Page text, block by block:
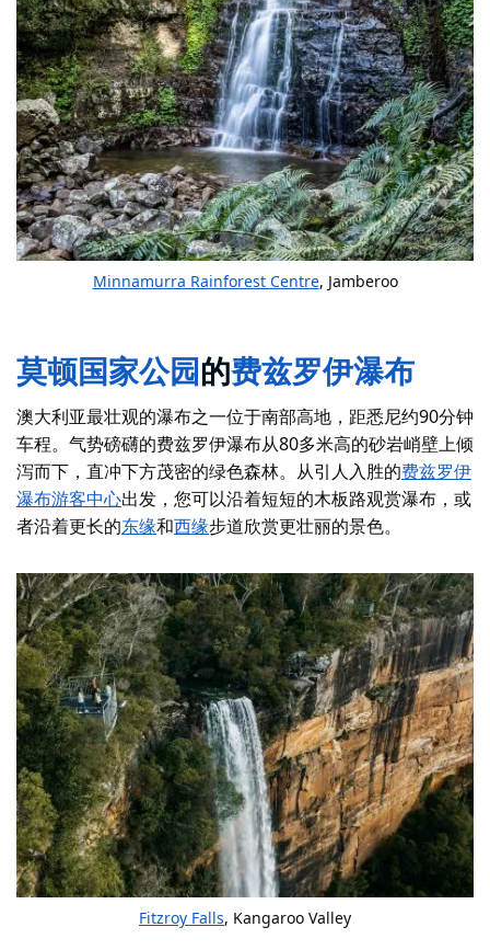
Minnamurra Rainforest Centre, Jamberoo
莫顿国家公园 的费兹罗伊瀑布
澳大利亚最壮观的瀑布之一位于南部高地，距悉尼约90分钟
车程。气势磅礴的费兹罗伊瀑布从80多米高的砂岩峭壁上倾
泻而下，直冲下方茂密的绿色森林。从引人入胜的费兹罗伊
瀑布游客中心出发，您可以沿着短短的木板路观赏瀑布，或
者沿着更长的东缘和西缘步道欣赏更壮丽的景色。
Fitzroy Falls, Kangaroo Valley